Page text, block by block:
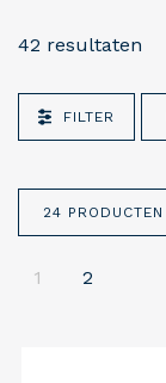
42 resultaten
FILTER
24 PRODUCTEN
1 2